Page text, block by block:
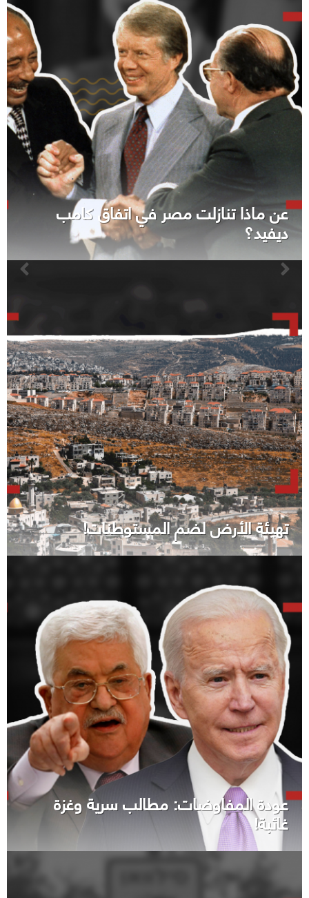
عن ماذا تنازلت مصر في اتفاق كامب
ديفيد؟
تهيئة الأرض لضم المستوطنات!
عودة المفاوضات: مطالب سرية وغزة
غائبة!